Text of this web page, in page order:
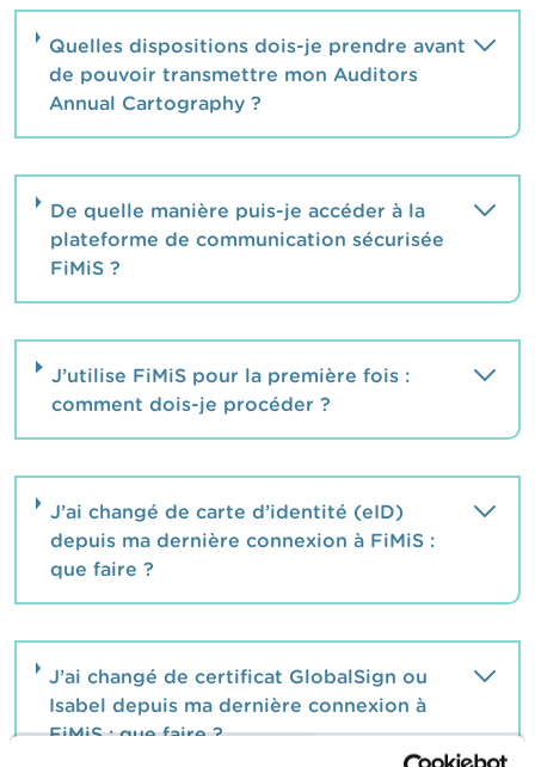
Quelles dispositions dois-je prendre avant
de pouvoir transmettre mon Auditors
Annual Cartography ?
De quelle manière puis-je accéder à la
plateforme de communication sécurisée
FiMiS ?
J’utilise FiMiS pour la première fois :
comment dois-je procéder ?
J’ai changé de carte d’identité (eID)
depuis ma dernière connexion à FiMiS :
que faire ?
J’ai changé de certificat GlobalSign ou
Isabel depuis ma dernière connexion à
FiMiS : que faire ?